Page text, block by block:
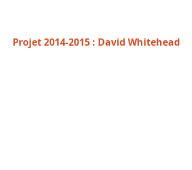
Projet 2014-2015 : David Whitehead